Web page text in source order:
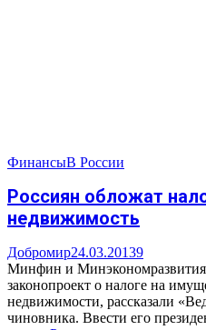
ФинансыВ России
Россиян обложат
недвижимость
Добромир24.03.20139
Минфин и Минэкономразвития
законопроект о налоге на
недвижимости, рассказали
чиновника. Ввести его